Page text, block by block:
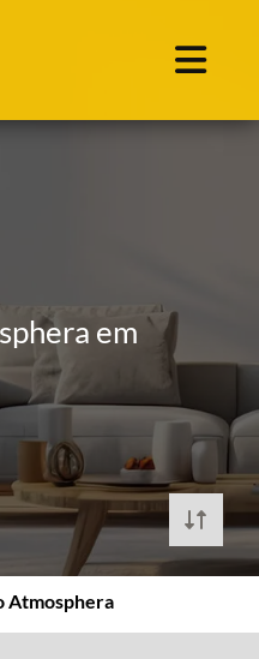
em
Atmosphera